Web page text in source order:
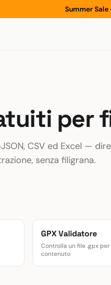
Summer
per
CSV ed Excel —
senza filigrana.
GPX Validatore
Controlla un file .gpx
contenuto